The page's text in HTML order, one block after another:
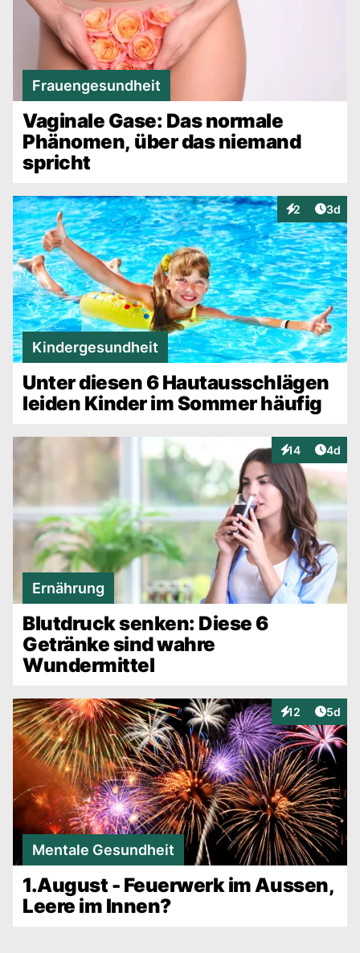
Frauengesundheit
Vaginale Gase: Das normale
Phänomen, über das niemand
spricht
2
Interaktionen
3d
Kindergesundheit
Unter diesen 6 Hautausschlägen
leiden Kinder im Sommer häufig
14
Interaktionen
4d
Ernährung
Blutdruck senken: Diese 6
Getränke sind wahre
Wundermittel
12
Interaktionen
5d
Mentale Gesundheit
1.August - Feuerwerk im Aussen,
Leere im Innen?